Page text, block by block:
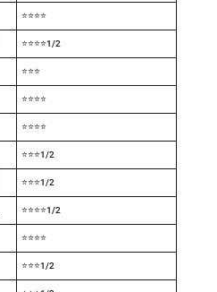
⭐⭐⭐⭐
⭐⭐⭐⭐1/2
⭐⭐⭐
⭐⭐⭐⭐
⭐⭐⭐⭐
⭐⭐⭐1/2
⭐⭐⭐1/2
⭐⭐⭐⭐1/2
⭐⭐⭐⭐
⭐⭐⭐1/2